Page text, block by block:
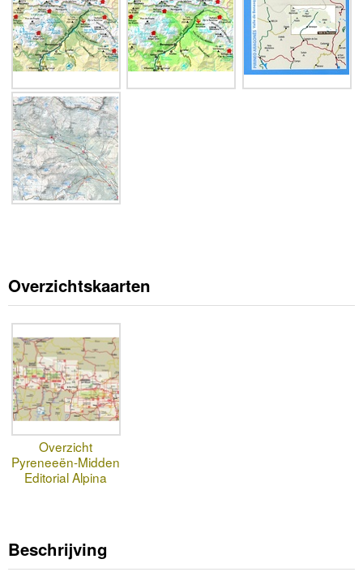
Overzichtskaarten
Overzicht
Pyreneeën-Midden
Editorial Alpina
Beschrijving